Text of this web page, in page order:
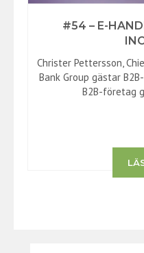
#54 – E-
Christer Pettersson,
Bank Group gästar
B2B-företag